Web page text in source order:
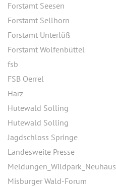
Forstamt Seesen
Forstamt Sellhorn
Forstamt Unterlüß
Forstamt Wolfenbüttel
fsb
FSB Oerrel
Harz
Hutewald Solling
Hutewald Solling
Jagdschloss Springe
Landesweite Presse
Meldungen_Wildpark_Neuhaus
Misburger Wald-Forum